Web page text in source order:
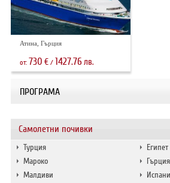
Самолетни почивки
Турция
Египет
Мароко
Гърция
Малдиви
Атина, Гърция
от: 730 €/ 1427.76лв.
ПРОГРАМА